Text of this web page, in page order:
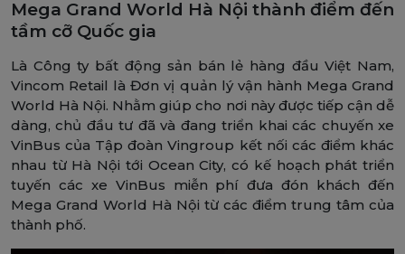
Mega Grand World Hà Nội thành điểm đến
tầm cỡ Quốc gia
Là Công ty bất động sản bán lẻ hàng đầu Việt Nam,
Vincom Retail là Đơn vị quản lý vận hành Mega Grand
World Hà Nội. Nhằm giúp cho nơi này được tiếp cận dễ
dàng, chủ đầu tư đã và đang triển khai các chuyến xe
VinBus của Tập đoàn Vingroup kết nối các điểm khác
nhau từ Hà Nội tới Ocean City, có kế hoạch phát triển
tuyến các xe VinBus miễn phí đưa đón khách đến
Mega Grand World Hà Nội từ các điểm trung tâm của
thành phố.